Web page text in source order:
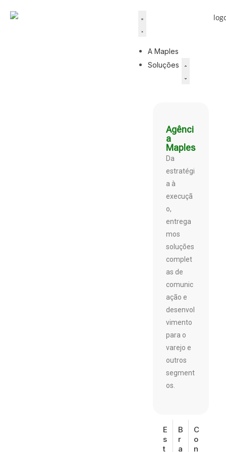
A Maples
Soluções
Agênci
a
Maples
Da
estratégi
a à
execuçã
o,
entrega
mos
soluções
complet
as de
comunic
ação e
desenvol
vimento
para o
varejo e
outros
segment
os.
E
s
t
B
r
a
C
o
n